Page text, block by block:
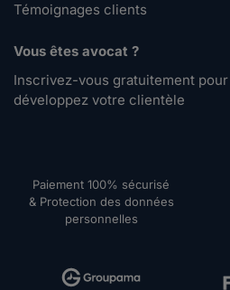
Témoignages clients
Vous êtes avocat ?
Inscrivez-vous gratuitement
développez votre clientèle
Paiement 100% sécurisé
& Protection des données
personnelles